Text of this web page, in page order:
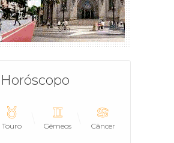
Horóscopo
Touro Gêmeos Câncer